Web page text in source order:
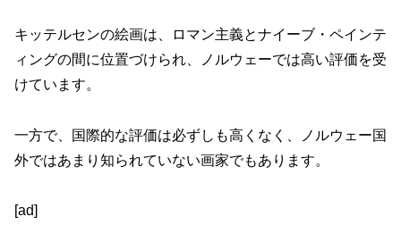
キッテルセンの絵画は、ロマン主義とナイーブ・ペインテ
ィングの間に位置づけられ、ノルウェーでは高い評価を受
けています。
一方で、国際的な評価は必ずしも高くなく、ノルウェー国
外ではあまり知られていない画家でもあります。
[ad]